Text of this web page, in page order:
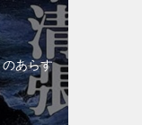
あらす